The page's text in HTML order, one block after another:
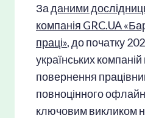
Заданими
компанія GRC.UA
праці», до початку
українських
повернення
повноцінного
ключовим викликом